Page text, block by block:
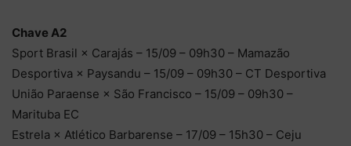
Chave A2
Sport Brasil × Carajás – 15/09 – 09h30 – Mamazão
Desportiva × Paysandu – 15/09 – 09h30 – CT Desportiva
União Paraense × São Francisco – 15/09 – 09h30 –
Marituba EC
Estrela × Atlético Barbarense – 17/09 – 15h30 – Ceju